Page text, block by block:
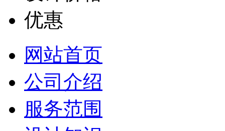
网站首页
公司介绍
服务范围